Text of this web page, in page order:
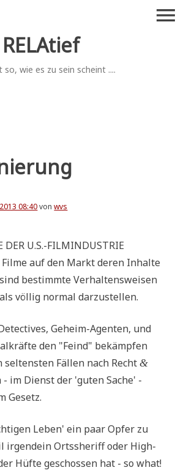
RELAtief
so, wie es zu sein scheint ....
menu
08:40vonwvs
DER U.S.-FILMINDUSTRIE
auf den Markt deren Inhal­te
bestimm­te Ver­hal­tens­wei­sen
völ­lig nor­mal darzustellen.
Geheim-Agen­ten, und
den "Feind" bekämp­fen
sel­ten­sten Fäl­len nach Recht&
- im Dienst der 'guten Sache' -
Gesetz.
Leben' ein paar Opfer zu
irgend­ein Orts­she­riff oder High­
Hüf­te geschos­sen hat - so what!